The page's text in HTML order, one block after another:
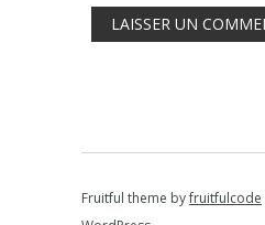
Fruitful theme byfruitfulcode